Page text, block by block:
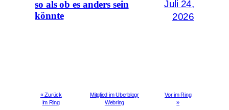
so als ob es anders sein
könnte
Juli 24,
2026
« Zurück
im Ring
Mitglied im Uberblogr
Webring
Vor im Ring
»